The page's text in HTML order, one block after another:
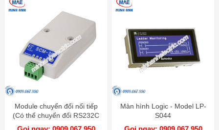
Module chuyển đổi nối tiếp
(Có thể chuyển đổi RS232C
đến RS485) - Model SCM-38I
Màn hình Logic - Model LP-
S044